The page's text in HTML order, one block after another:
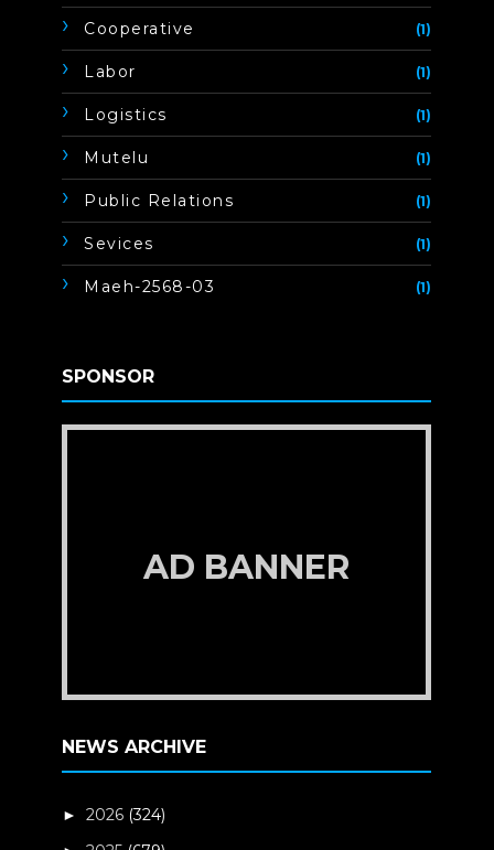
Cooperative (1)
Labor (1)
Logistics (1)
Mutelu (1)
Public Relations (1)
Sevices (1)
Maeh-2568-03 (1)
SPONSOR
AD BANNER
NEWS ARCHIVE
►2026 (324)